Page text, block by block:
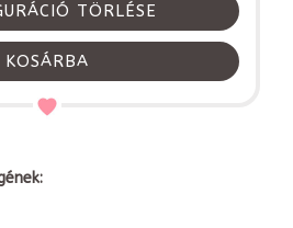
TÖRLÉSE
KOSÁRBA